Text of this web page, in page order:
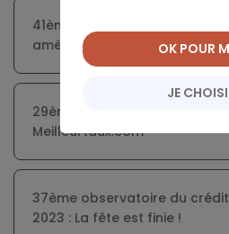
41ème Observatoire du crédit
amélioration générale
29ème Observatoire du crédit
Meilleurtaux.com
37ème observatoire du crédit
2023 : La fête est finie !
JE
OK POUR